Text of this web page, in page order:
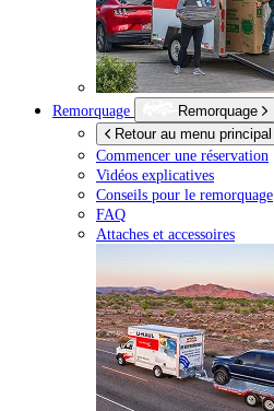
Remorquage
Remorquage
Retour au menu principal
Commencer une réservation
Vidéos explicatives
Conseils pour le remorquage
FAQ
Attaches et accessoires